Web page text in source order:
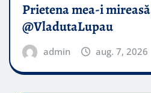
Prietena mea-i mireasă​
@VladutaLupau
admin aug. 7, 2026